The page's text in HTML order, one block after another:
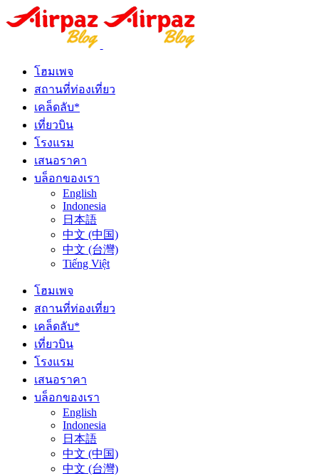
โฮมเพจ
สถานที่ท่องเที่ยว
เคล็ดลับ*
เที่ยวบิน
โรงแรม
เสนอราคา
บล็อกของเรา
English
Indonesia
日本語
中文 (中国)
中文 (台灣)
Tiếng Việt
โฮมเพจ
สถานที่ท่องเที่ยว
เคล็ดลับ*
เที่ยวบิน
โรงแรม
เสนอราคา
บล็อกของเรา
English
Indonesia
日本語
中文 (中国)
中文 (台灣)